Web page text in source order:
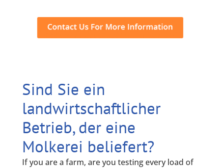
Sind Sie ein
landwirtschaftlicher
Betrieb, der eine
Molkerei beliefert?
If you are a farm, are you testing every load of